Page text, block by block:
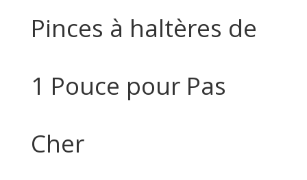
Pinces à haltères de
1 Pouce pour Pas
Cher